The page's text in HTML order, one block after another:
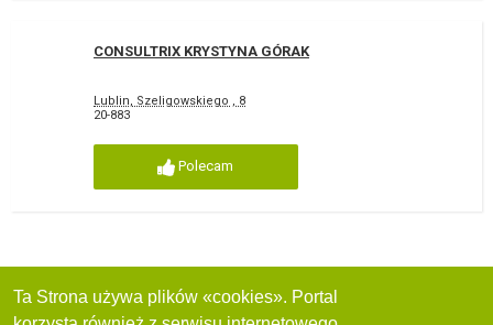
CONSULTRIX KRYSTYNA GÓRAK
Lublin, Szeligowskiego , 8
20-883
Polecam
Ta Strona używa plików «cookies». Portal